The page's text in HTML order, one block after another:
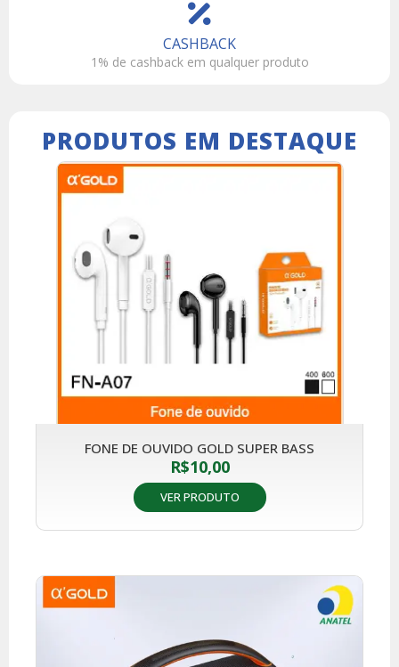
CASHBACK
1% de cashback em qualquer produto
PRODUTOS EM DESTAQUE
FONE DE OUVIDO GOLD SUPER BASS
R$10,00
VER PRODUTO